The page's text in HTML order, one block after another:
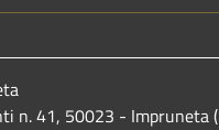
n. 41, 50023 - Impruneta